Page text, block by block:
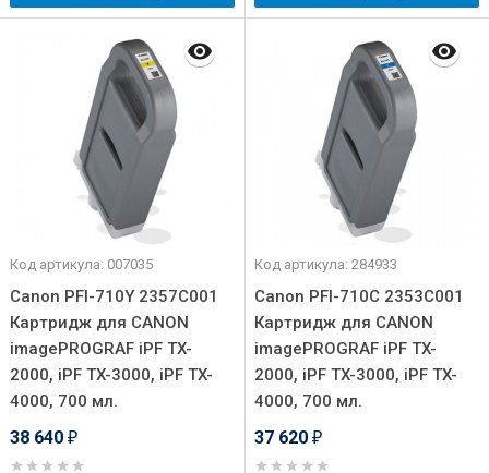
Код артикула: 007035
Canon PFI-710Y 2357C001
Картридж для CANON
imagePROGRAF iPF TX-
2000, iPF TX-3000, iPF TX-
4000, 700 мл.
38 640 ₽
Код артикула: 284933
Canon PFI-710C 2353C001
Картридж для CANON
imagePROGRAF iPF TX-
2000, iPF TX-3000, iPF TX-
4000, 700 мл.
37 620 ₽